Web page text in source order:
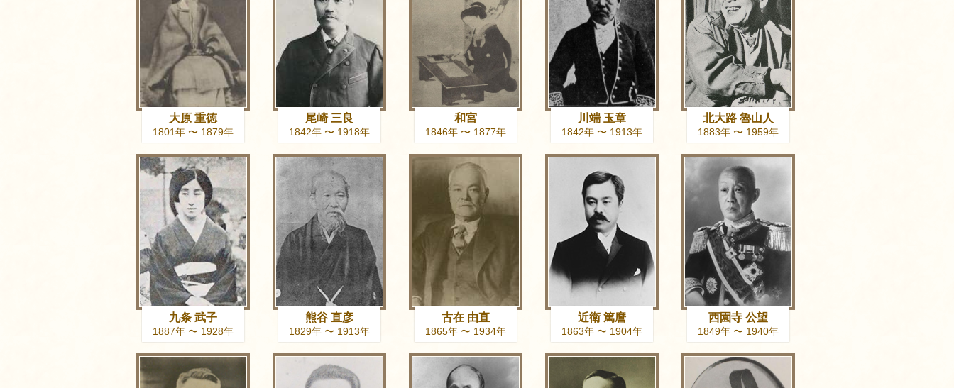
大原 重徳
1801年 〜 1879年
尾崎 三良
1842年 〜 1918年
和宮
1846年 〜 1877年
川端 玉章
1842年 〜 1913年
北大路 魯山人
1883年 〜 1959年
九条 武子
1887年 〜 1928年
熊谷 直彦
1829年 〜 1913年
古在 由直
1865年 〜 1934年
近衛 篤麿
1863年 〜 1904年
西園寺 公望
1849年 〜 1940年